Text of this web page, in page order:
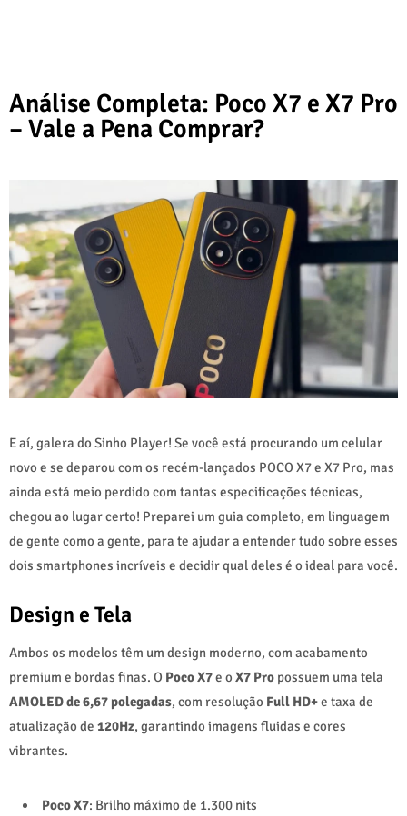
Análise Completa: Poco X7 e X7 Pro
– Vale a Pena Comprar?
E aí, galera do Sinho Player! Se você está procurando um celular
novo e se deparou com os recém-lançados POCO X7 e X7 Pro, mas
ainda está meio perdido com tantas especificações técnicas,
chegou ao lugar certo! Preparei um guia completo, em linguagem
de gente como a gente, para te ajudar a entender tudo sobre esses
dois smartphones incríveis e decidir qual deles é o ideal para você.
Design e Tela
Ambos os modelos têm um design moderno, com acabamento
premium e bordas finas. O Poco X7e o X7 Pro possuem uma tela
AMOLED de 6,67 polegadas, com resolução Full HD+e taxa de
atualização de 120Hz, garantindo imagens fluidas e cores
vibrantes.
Poco X7: Brilho máximo de 1.300 nits